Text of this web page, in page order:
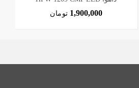
1,900,000 تومان